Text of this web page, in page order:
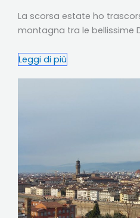
La scorsa estate ho
montagna tra le bellissime
Leggi di più